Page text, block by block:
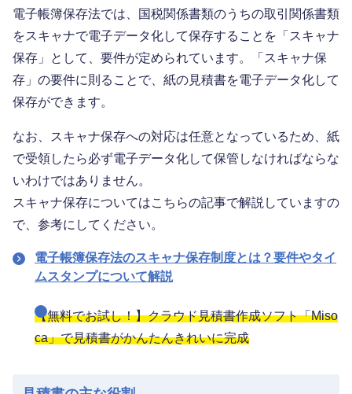
電子帳簿保存法では、国税関係書類のうちの取引関係書類
をスキャナで電子データ化して保存することを「スキャナ
保存」として、要件が定められています。「スキャナ保
存」の要件に則ることで、紙の見積書を電子データ化して
保存ができます。
なお、スキャナ保存への対応は任意となっているため、紙
で受領したら必ず電子データ化して保管しなければならな
いわけではありません。
スキャナ保存についてはこちらの記事で解説していますの
で、参考にしてください。
電子帳簿保存法のスキャナ保存制度とは？要件やタイ
ムスタンプについて解説
【無料でお試し！】クラウド見積書作成ソフト「Miso
ca」で見積書がかんたんきれいに完成